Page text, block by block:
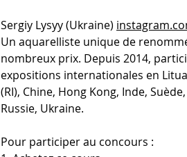
Sergiy Lysyy (Ukraine)
Un aquarelliste unique de
nombreux prix. Depuis 2014,
expositions internationales en
(RI), Chine, Hong Kong, Inde,
Russie, Ukraine.
Pour participer au concours :